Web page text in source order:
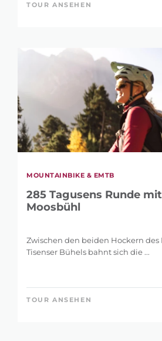
TOUR ANSEHEN
MOUNTAINBIKE & EMTB
285 Tagusens Runde
Moosbühl
Zwischen den beiden Hockern des
Tisenser Bühels bahnt sich die ...
TOUR ANSEHEN